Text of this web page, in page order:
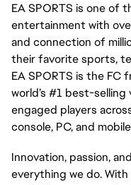
EA SPORTS is one of
entertainment with
and connection of
their favorite sports,
EA SPORTS is the FC
world’s #1 best-
engaged players
console, PC, and
Innovation, passion,
everything we do.